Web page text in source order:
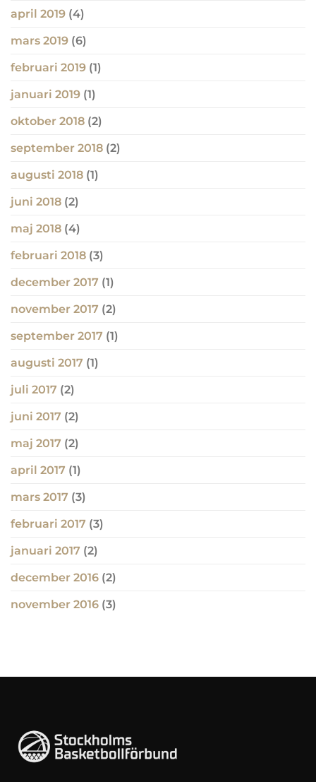
april 2019 (4)
mars 2019 (6)
februari 2019 (1)
januari 2019 (1)
oktober 2018 (2)
september 2018 (2)
augusti 2018 (1)
juni 2018 (2)
maj 2018 (4)
februari 2018 (3)
december 2017 (1)
november 2017 (2)
september 2017 (1)
augusti 2017 (1)
juli 2017 (2)
juni 2017 (2)
maj 2017 (2)
april 2017 (1)
mars 2017 (3)
februari 2017 (3)
januari 2017 (2)
december 2016 (2)
november 2016 (3)